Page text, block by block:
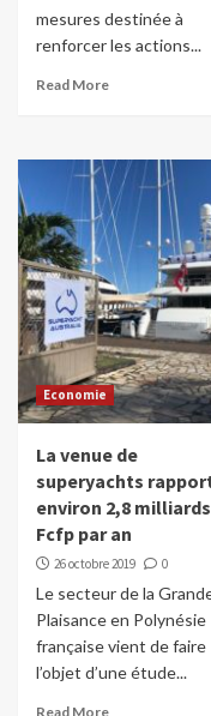
mesures destinée à
renforcer les actions...
Read More
Economie
La venue de
superyachts
environ 2,8
Fcfp par an
26 octobre 2019 0
Le secteur de la
Plaisance en Polynésie
française vient de faire
l’objet d’une étude...
Read More